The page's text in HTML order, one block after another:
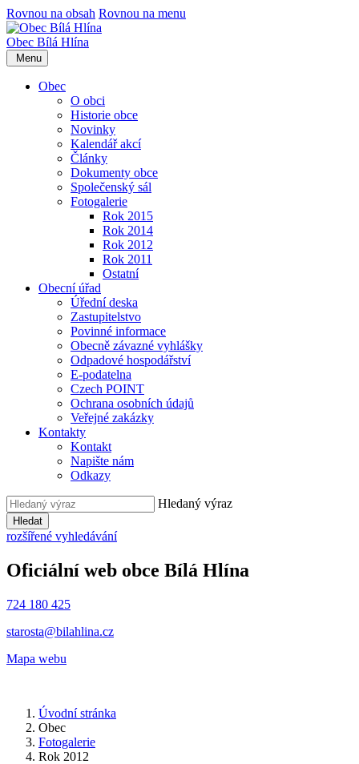
Rovnou na obsah Rovnou na menu
Obec Bílá Hlína
Menu
Obec
O obci
Historie obce
Novinky
Kalendář akcí
Články
Dokumenty obce
Společenský sál
Fotogalerie
Rok 2015
Rok 2014
Rok 2012
Rok 2011
Ostatní
Obecní úřad
Úřední deska
Zastupitelstvo
Povinné informace
Obecně závazné vyhlášky
Odpadové hospodářství
E-podatelna
Czech POINT
Ochrana osobních údajů
Veřejné zakázky
Kontakty
Kontakt
Napište nám
Odkazy
Hledaný výraz
Hledat
rozšířené vyhledávání
Oficiální web obce Bílá Hlína
724 180 425
starosta@bilahlina.cz
Mapa webu
Úvodní stránka
Obec
Fotogalerie
Rok 2012